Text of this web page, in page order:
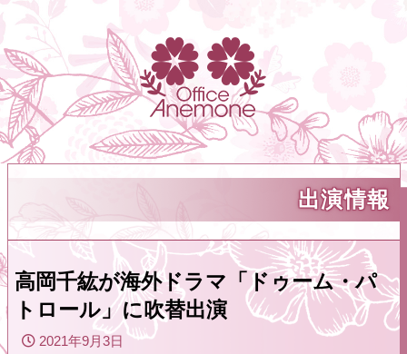
出演情報
高岡千紘が海外ドラマ「ドゥーム・パ
トロール」に吹替出演
2021年9月3日